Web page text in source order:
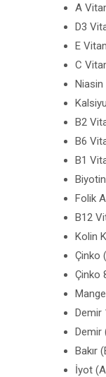
A
D3
E
C
B2
B6
B1
Folik
B12
Kolin
Çinko
Çinko
Demir
Demir
Bakır
İyot